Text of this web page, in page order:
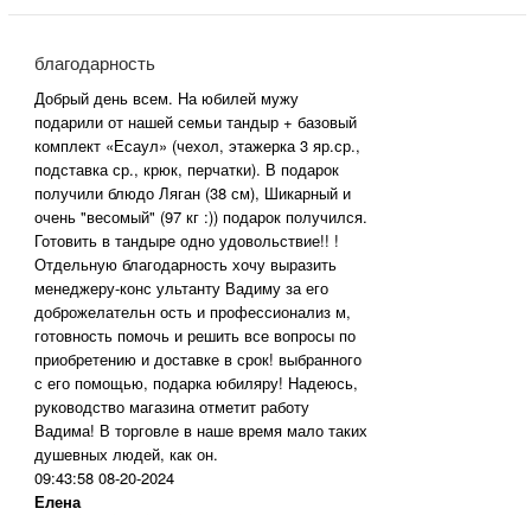
благодарность
Добрый день всем. На юбилей мужу
подарили от нашей семьи тандыр + базовый
комплект «Есаул» (чехол, этажерка 3 яр.ср.,
подставка ср., крюк, перчатки). В подарок
получили блюдо Ляган (38 см), Шикарный и
очень "весомый" (97 кг :)) подарок получился.
Готовить в тандыре одно удовольствие!! !
Отдельную благодарность хочу выразить
менеджеру-конс ультанту Вадиму за его
доброжелательн ость и профессионализ м,
готовность помочь и решить все вопросы по
приобретению и доставке в срок! выбранного
с его помощью, подарка юбиляру! Надеюсь,
руководство магазина отметит работу
Вадима! В торговле в наше время мало таких
душевных людей, как он.
09:43:58 08-20-2024
Елена